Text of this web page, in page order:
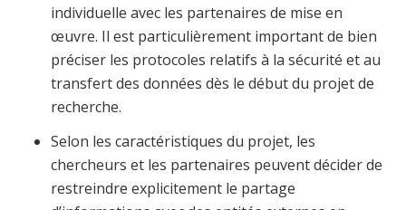
individuelle avec les partenaires de mise en
œuvre. Il est particulièrement important de bien
préciser les protocoles relatifs à la sécurité et au
transfert des données dès le début du projet de
recherche.
Selon les caractéristiques du projet, les
chercheurs et les partenaires peuvent décider de
restreindre explicitement le partage